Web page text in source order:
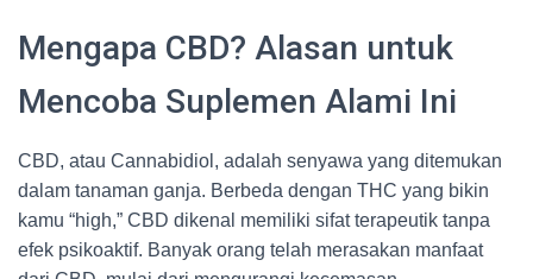
Mengapa CBD? Alasan untuk
Mencoba Suplemen Alami Ini
CBD, atau Cannabidiol, adalah senyawa yang ditemukan
dalam tanaman ganja. Berbeda dengan THC yang bikin
kamu “high,” CBD dikenal memiliki sifat terapeutik tanpa
efek psikoaktif. Banyak orang telah merasakan manfaat